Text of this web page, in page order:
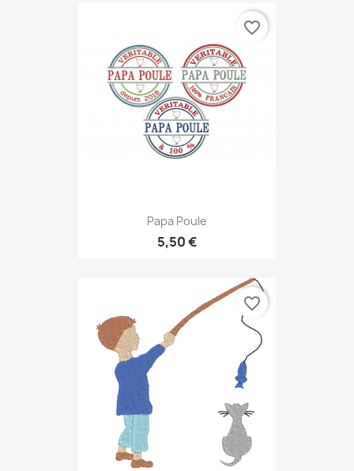
Papa Poule
5,50 €
favorite_border
favorite_border